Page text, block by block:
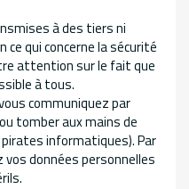
à des tiers ni
qui concerne la sécurité
attention sur le fait que
à tous.
communiquez par
tomber aux mains de
informatiques). Par
données personnelles